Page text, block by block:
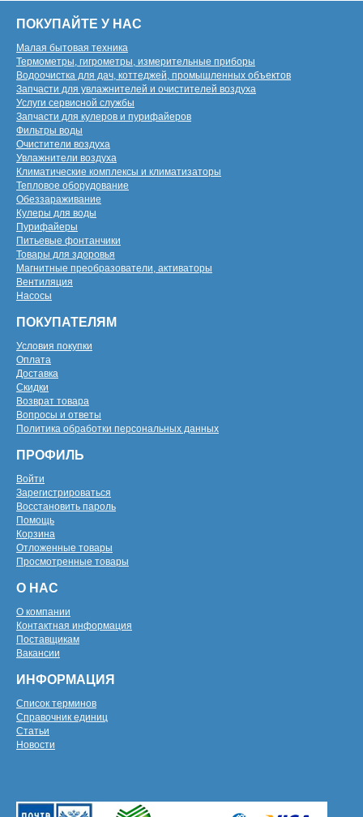
ПОКУПАЙТЕ У НАС
Малая бытовая техника
Термометры, гигрометры, измерительные приборы
Водоочистка для дач, коттеджей, промышленных объектов
Запчасти для увлажнителей и очистителей воздуха
Услуги сервисной службы
Запчасти для кулеров и пурифайеров
Фильтры воды
Очистители воздуха
Увлажнители воздуха
Климатические комплексы и климатизаторы
Тепловое оборудование
Обеззараживание
Кулеры для воды
Пурифайеры
Питьевые фонтанчики
Товары для здоровья
Магнитные преобразователи, активаторы
Вентиляция
Насосы
ПОКУПАТЕЛЯМ
Условия покупки
Оплата
Доставка
Скидки
Возврат товара
Вопросы и ответы
Политика обработки персональных данных
ПРОФИЛЬ
Войти
Зарегистрироваться
Восстановить пароль
Помощь
Корзина
Отложенные товары
Просмотренные товары
О НАС
О компании
Контактная информация
Поставщикам
Вакансии
ИНФОРМАЦИЯ
Список терминов
Справочник единиц
Статьи
Новости